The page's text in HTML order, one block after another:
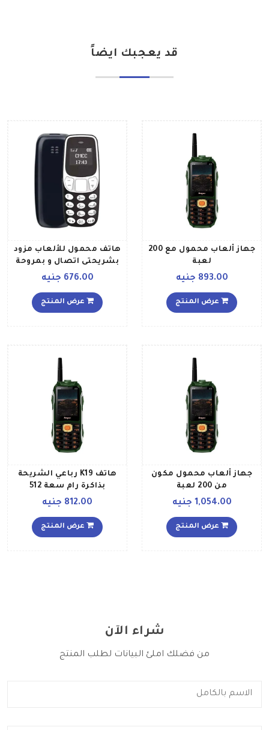
قد يعجبك ايضاً
جهاز ألعاب محمول مع 200
لعبة
893.00 جنيه
عرض المنتج
هاتف محمول للألعاب مزود
بشريحتى اتصال و بمروحة
قوية وباور بنك أزرق
676.00 جنيه
عرض المنتج
جهاز ألعاب محمول مكون
من 200 لعبة
1,054.00 جنيه
عرض المنتج
هاتف K19 رباعي الشريحة
بذاكرة رام سعة 512
ميجابايت وذاكرة داخلية
تقنية 2G ذو لون أخضر
812.00 جنيه
عرض المنتج
شراء الآن
من فضلك املئ البيانات لطلب المنتج